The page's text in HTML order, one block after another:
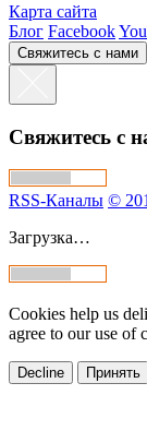
Карта сайта
Блог Facebook
Свяжитесь с нами
Свяжитесь с
RSS-Каналы ©
Загрузка…
Cookies help us
agree to our use of
Decline Принять